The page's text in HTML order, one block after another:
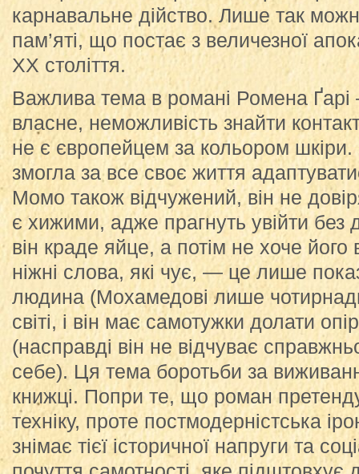
карнавальне дійство. Лише так
пам’яті, що постає з величезної
ХХ століття.
Важлива тема в романі Ромена Ґарі
власне, неможливість знайти
не є європейцем за кольором
змогла за все своє життя
Момо також відчужений, він не
є хижими, адже прагнуть увійти без
він краде яйце, а потім не хоче його
ніжні слова, які чує, — це лише
людина (Мохамедові лише
світі, і він має самотужки долати
(насправді він не відчуває
себе). Ця тема боротьби за
книжці. Попри те, що роман
техніку, проте постмодерністська
знімає тієї історичної напруги та